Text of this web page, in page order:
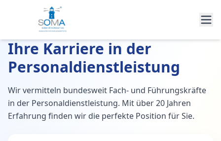
Ihre Karriere in der
Personaldienstleistung
Wir vermitteln bundesweit Fach- und Führungskräfte
in der Personaldienstleistung. Mit über 20 Jahren
Erfahrung finden wir die perfekte Position für Sie.